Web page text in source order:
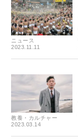
ニュース
2023.11.11
教養・カルチャー
2023.03.14